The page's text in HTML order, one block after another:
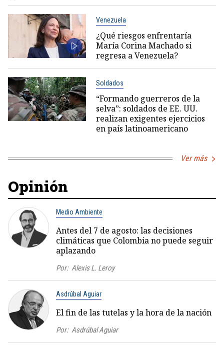
Venezuela
¿Qué riesgos enfrentaría
María Corina Machado si
regresa a Venezuela?
Soldados
“Formando guerreros de la
selva”: soldados de EE. UU.
realizan exigentes ejercicios
en país latinoamericano
Ver más
Opinión
Medio Ambiente
Antes del 7 de agosto: las decisiones
climáticas que Colombia no puede seguir
aplazando
Por: Alexis L. Leroy
Asdrúbal Aguiar
El fin de las tutelas y la hora de la nación
Por: Asdrúbal Aguiar